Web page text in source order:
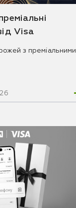
Visa
з преміальними